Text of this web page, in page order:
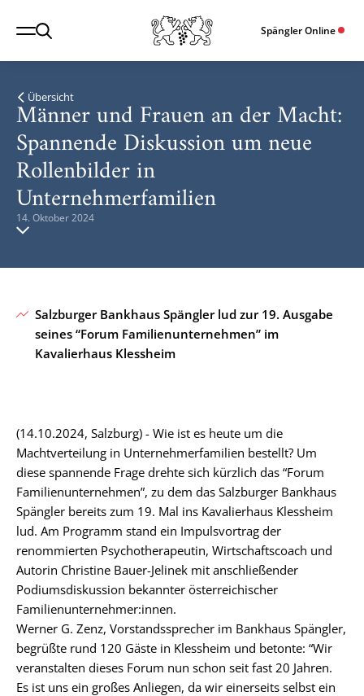
Spängler Online
Übersicht
Männer und Frauen an der Macht:
Spannende Diskussion um neue
Rollenbilder in
Unternehmerfamilien
14. Oktober 2024
Salzburger Bankhaus Spängler lud zur 19. Ausgabe
seines “Forum Familienunternehmen” im
Kavalierhaus Klessheim
(14.10.2024, Salzburg) - Wie ist es heute um die
Machtverteilung in Unternehmerfamilien bestellt? Um
diese spannende Frage drehte sich kürzlich das “Forum
Familienunternehmen”, zu dem das Salzburger Bankhaus
Spängler bereits zum 19. Mal ins Kavalierhaus Klessheim
lud. Am Programm stand ein Impulsvortrag der
renommierten Psychotherapeutin, Wirtschaftscoach und
Autorin Christine Bauer-Jelinek mit anschließender
Podiumsdiskussion bekannter österreichischer
Familienunternehmer:innen.
Werner G. Zenz, Vorstandssprecher im Bankhaus Spängler,
begrüßte rund 120 Gäste in Klessheim und betonte: “Wir
veranstalten dieses Forum nun schon seit fast 20 Jahren.
Es ist uns ein großes Anliegen, da wir einerseits selbst ein